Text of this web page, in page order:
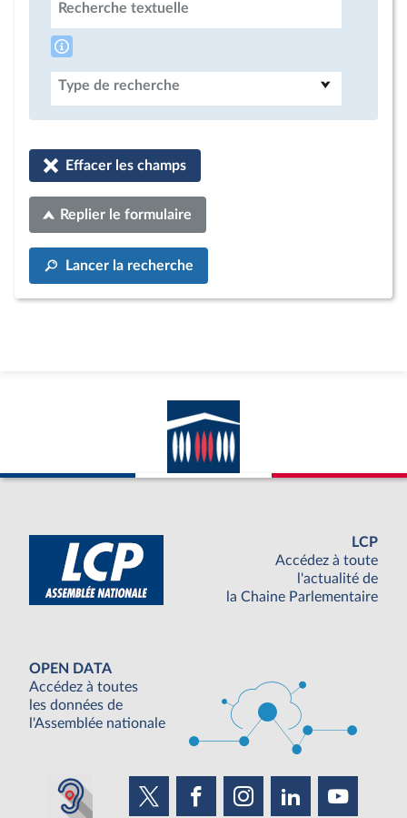
Recherche textuelle
Type de recherche
Effacer les champs
Replier le formulaire
Lancer la recherche
LCP
Accédez à toute
l'actualité de
la Chaine Parlementaire
OPEN DATA
Accédez à toutes
les données de
l'Assemblée nationale